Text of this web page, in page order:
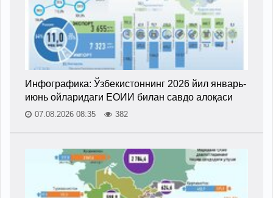
Инфографика: Ўзбекистоннинг 2026 йил январь-
июнь ойларидаги ЕОИИ билан савдо алоқаси
07.08.2026 08:35 382